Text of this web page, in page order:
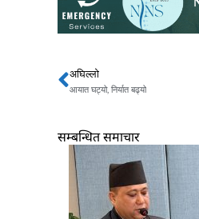
Prev
अघिल्लो
आयात घट्यो, निर्यात बढ्यो
सम्बन्धित समाचार